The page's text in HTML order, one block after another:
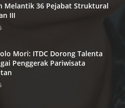
Melantik 36 Pejabat Struktural
III
Mori: ITDC Dorong Talenta
Penggerak Pariwisata